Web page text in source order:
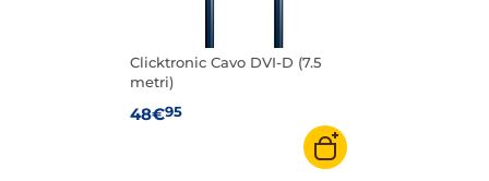
Clicktronic Cavo DVI-D (7.5
metri)
48€95